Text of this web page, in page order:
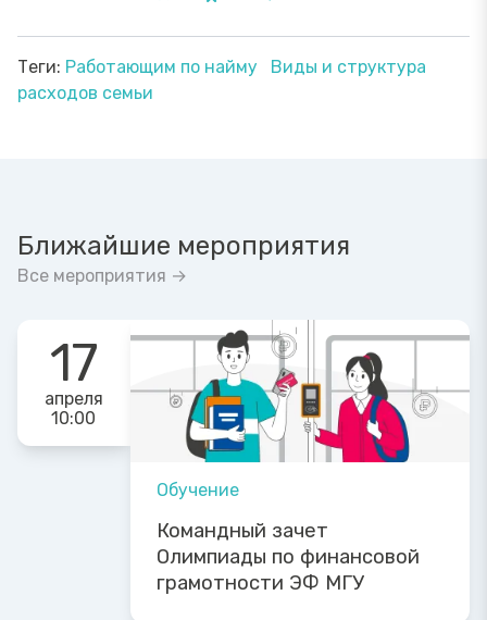
Теги: Работающим по найму
Виды и структура
расходов семьи
Ближайшие мероприятия
Все мероприятия →
17
апреля
10:00
Обучение
Командный зачет
Олимпиады по финансовой
грамотности ЭФ МГУ